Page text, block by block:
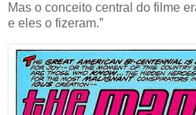
Mas o conceito central do filme
e eles o fizeram.”